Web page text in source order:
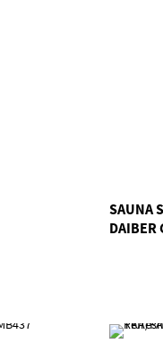
SAUNA
DAIBER